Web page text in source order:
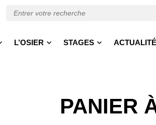
L’OSIER STAGES
PANIER